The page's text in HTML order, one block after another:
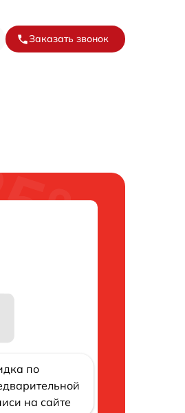
Заказать звонок
по
на сайте